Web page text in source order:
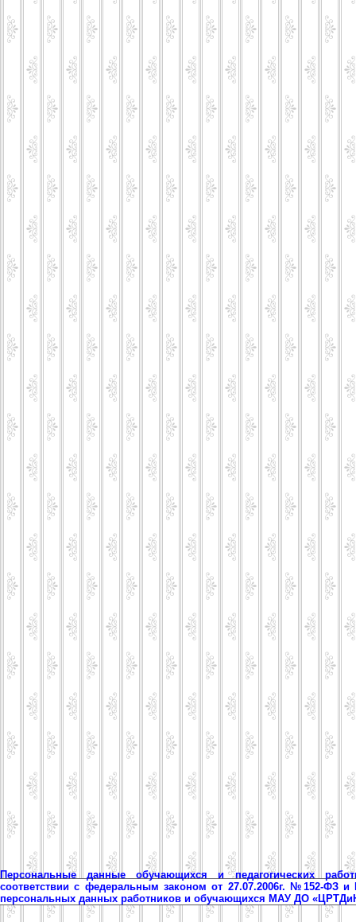
Персональные данные обучающихся и педагогических
соответствии с федеральным законом от 27.07.2006г. №152-ФЗ
персональных данных работников и обучающихся МАУ ДО